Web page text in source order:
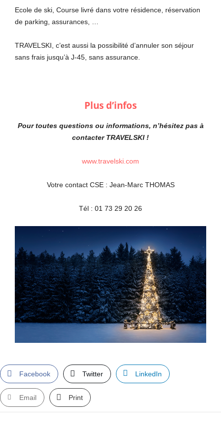
Ecole de ski, Course livré dans votre résidence, réservation
de parking, assurances, …
TRAVELSKI, c’est aussi la possibilité d’annuler son séjour
sans frais jusqu’à J-45, sans assurance.
Plus d’infos
Pour toutes questions ou informations, n’hésitez pas à
contacter TRAVELSKI !
www.travelski.com
Votre contact CSE : Jean-Marc THOMAS
Tél : 01 73 29 20 26
Facebook Twitter LinkedIn
Email Print